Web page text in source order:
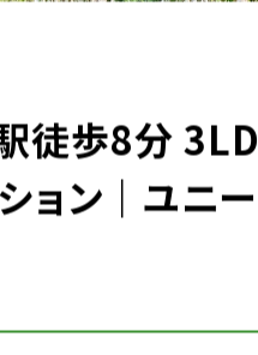
徒歩8分 3LD
ョン｜ユニー